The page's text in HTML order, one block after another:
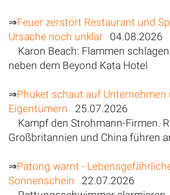
⇒Feuer zerstört Restaurant und
Ursache noch unklar04.08.2026
Karon Beach: Flammen
neben dem Beyond Kata Hotel
⇒Phuket schaut auf
Eigentümern 25.07.2026
Kampf den Strohmann-Firmen.
Großbritannien und China führen
⇒Patong warnt -
Sonnenschein 22.07.2026